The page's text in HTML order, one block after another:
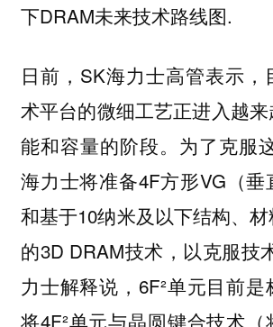
下DRAM未来技术路线图.
日前，SK海力士高管表示，
术平台的微细工艺正进入越
能和容量的阶段。为了克服
海力士将准备4F方形VG（垂
和基于10纳米及以下结构、
的3D DRAM技术，以克服技
力士解释说，6F²单元目前
将4F²单元与晶圆键合技术